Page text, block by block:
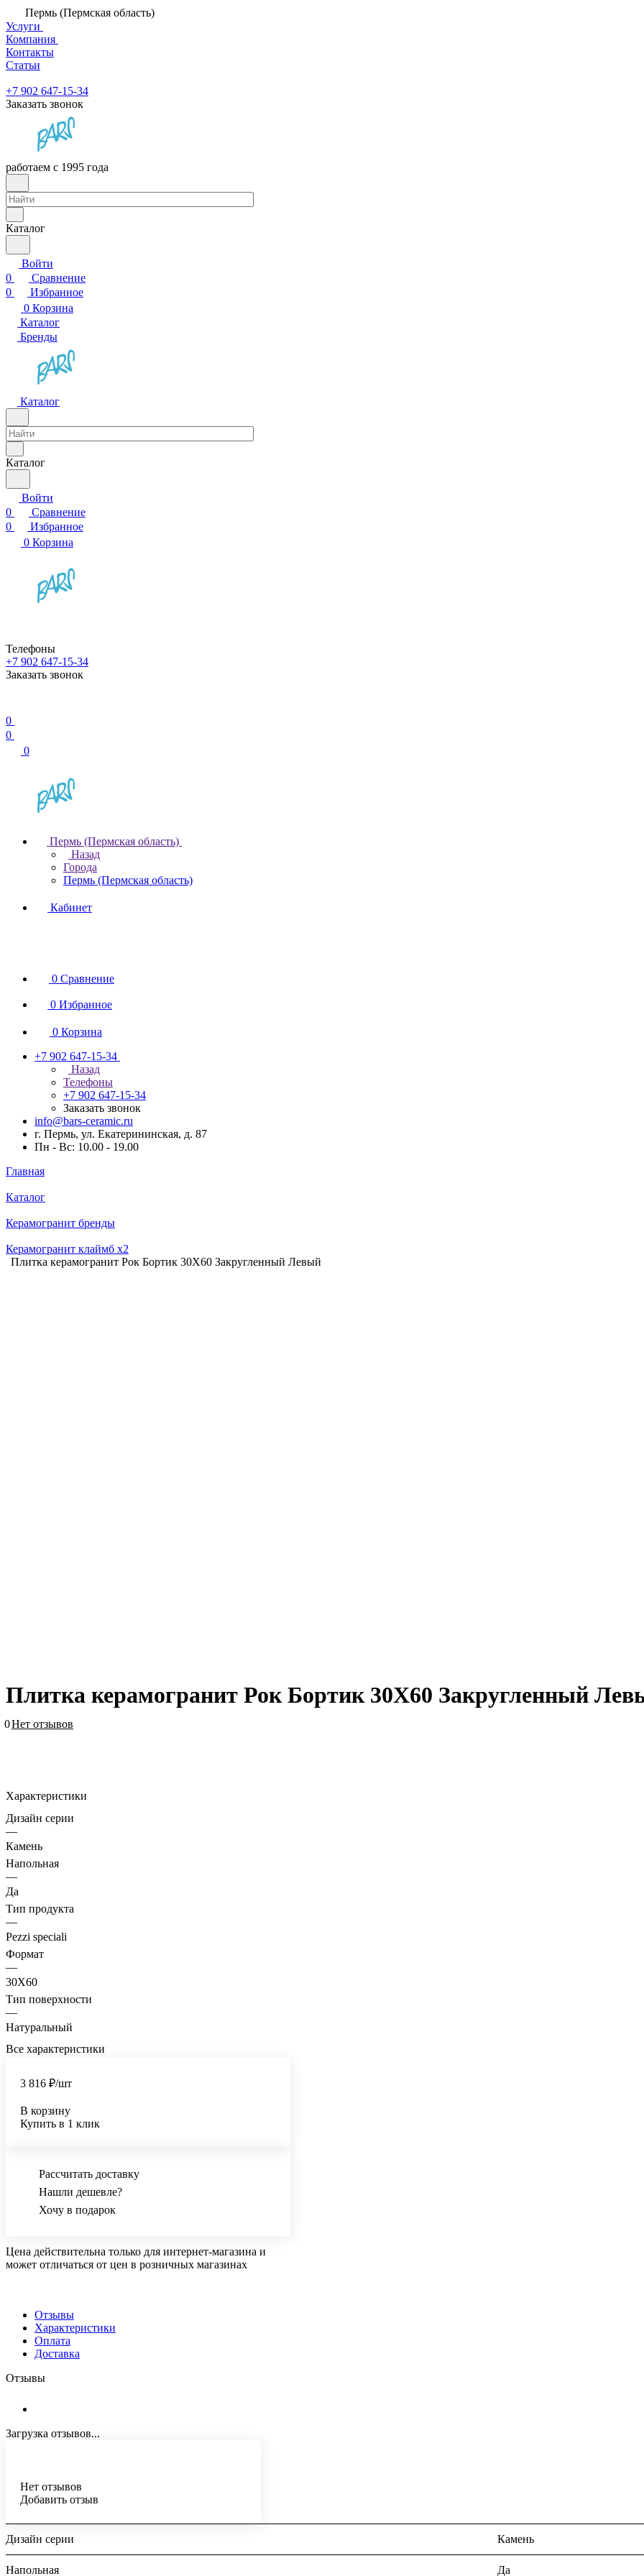
Пермь (Пермская область)
Услуги
Компания
Контакты
Статьи
+7 902 647-15-34
Заказать звонок
работаем с 1995 года
Каталог
Войти
0
Сравнение
0
Избранное
0 Корзина
Каталог
Бренды
Каталог
Каталог
Войти
0
Сравнение
0
Избранное
0 Корзина
Телефоны
+7 902 647-15-34
Заказать звонок
0
0
0
Пермь (Пермская область)
Назад
Города
Пермь (Пермская область)
Кабинет
0 Сравнение
0 Избранное
0 Корзина
+7 902 647-15-34
Назад
Телефоны
+7 902 647-15-34
Заказать звонок
info@bars-ceramic.ru
г. Пермь, ул. Екатерининская, д. 87
Пн - Вс: 10.00 - 19.00
Главная
Каталог
Керамогранит бренды
Керамогранит клаймб x2
Плитка керамогранит Рок Бортик 30X60 Закругленный Левый
Плитка керамогранит Рок Бортик 30X60 Закругленный
0Нет отзывов
Характеристики
Дизайн серии
—
Камень
Напольная
—
Да
Тип продукта
—
Pezzi speciali
Формат
—
30X60
Тип поверхности
—
Натуральный
Все характеристики
3 816 ₽/шт
В корзину
Купить в 1 клик
Рассчитать доставку
Нашли дешевле?
Хочу в подарок
Цена действительна только для интернет-магазина и
может отличаться от цен в розничных магазинах
Отзывы
Характеристики
Оплата
Доставка
Отзывы
Загрузка отзывов...
Нет отзывов
Добавить отзыв
Дизайн серии Камень
Напольная Да